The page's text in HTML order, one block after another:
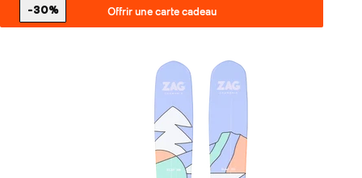
Offrir une carte cadeau
-30%